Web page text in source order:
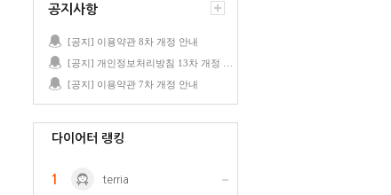
공지사항
[공지] 이용약관 8차 개정 안내
[공지] 이용약관 7차 개정 안내
다이어터 랭킹
1 terria